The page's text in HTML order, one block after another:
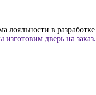
лояльности в разработке
дверь на заказ.